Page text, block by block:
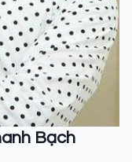
Bạch